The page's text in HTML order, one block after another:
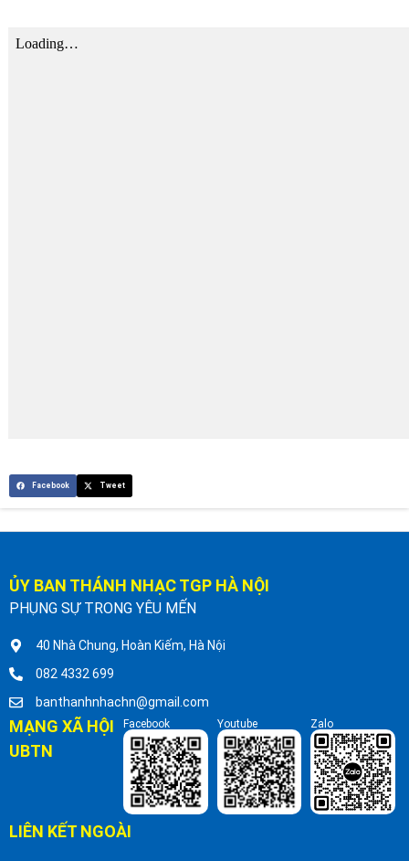
Facebook Tweet
ỦY BAN THÁNH NHẠC TGP HÀ NỘI
PHỤNG SỰ TRONG YÊU MẾN
40 Nhà Chung, Hoàn Kiếm, Hà Nội
082 4332 699
banthanhnhachn@gmail.com
MẠNG XÃ HỘI
UBTN
Facebook Youtube Zalo
LIÊN KẾT NGOÀI